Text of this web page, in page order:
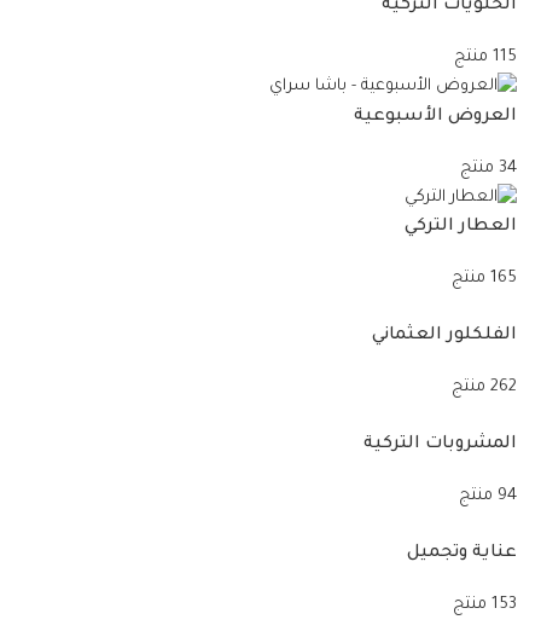
الحلويات التركية
115 منتج
العروض الأسبوعية
34 منتج
العطار التركي
165 منتج
الفلكلور العثماني
262 منتج
المشروبات التركية
94 منتج
عناية وتجميل
153 منتج